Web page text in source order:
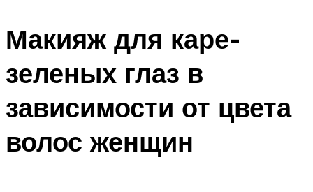
Макияж для каре-
зеленых глаз в
зависимости от цвета
волос женщин